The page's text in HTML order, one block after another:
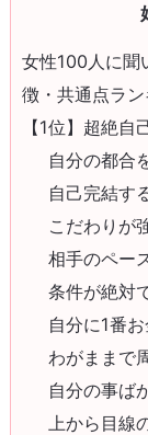
女性100人に聞
徴・共通点ラ
【1位】超絶
自分の都合
自己完結す
こだわりが
相手のペー
条件が絶対
自分に1番
わがままで
自分の事ば
上から目線